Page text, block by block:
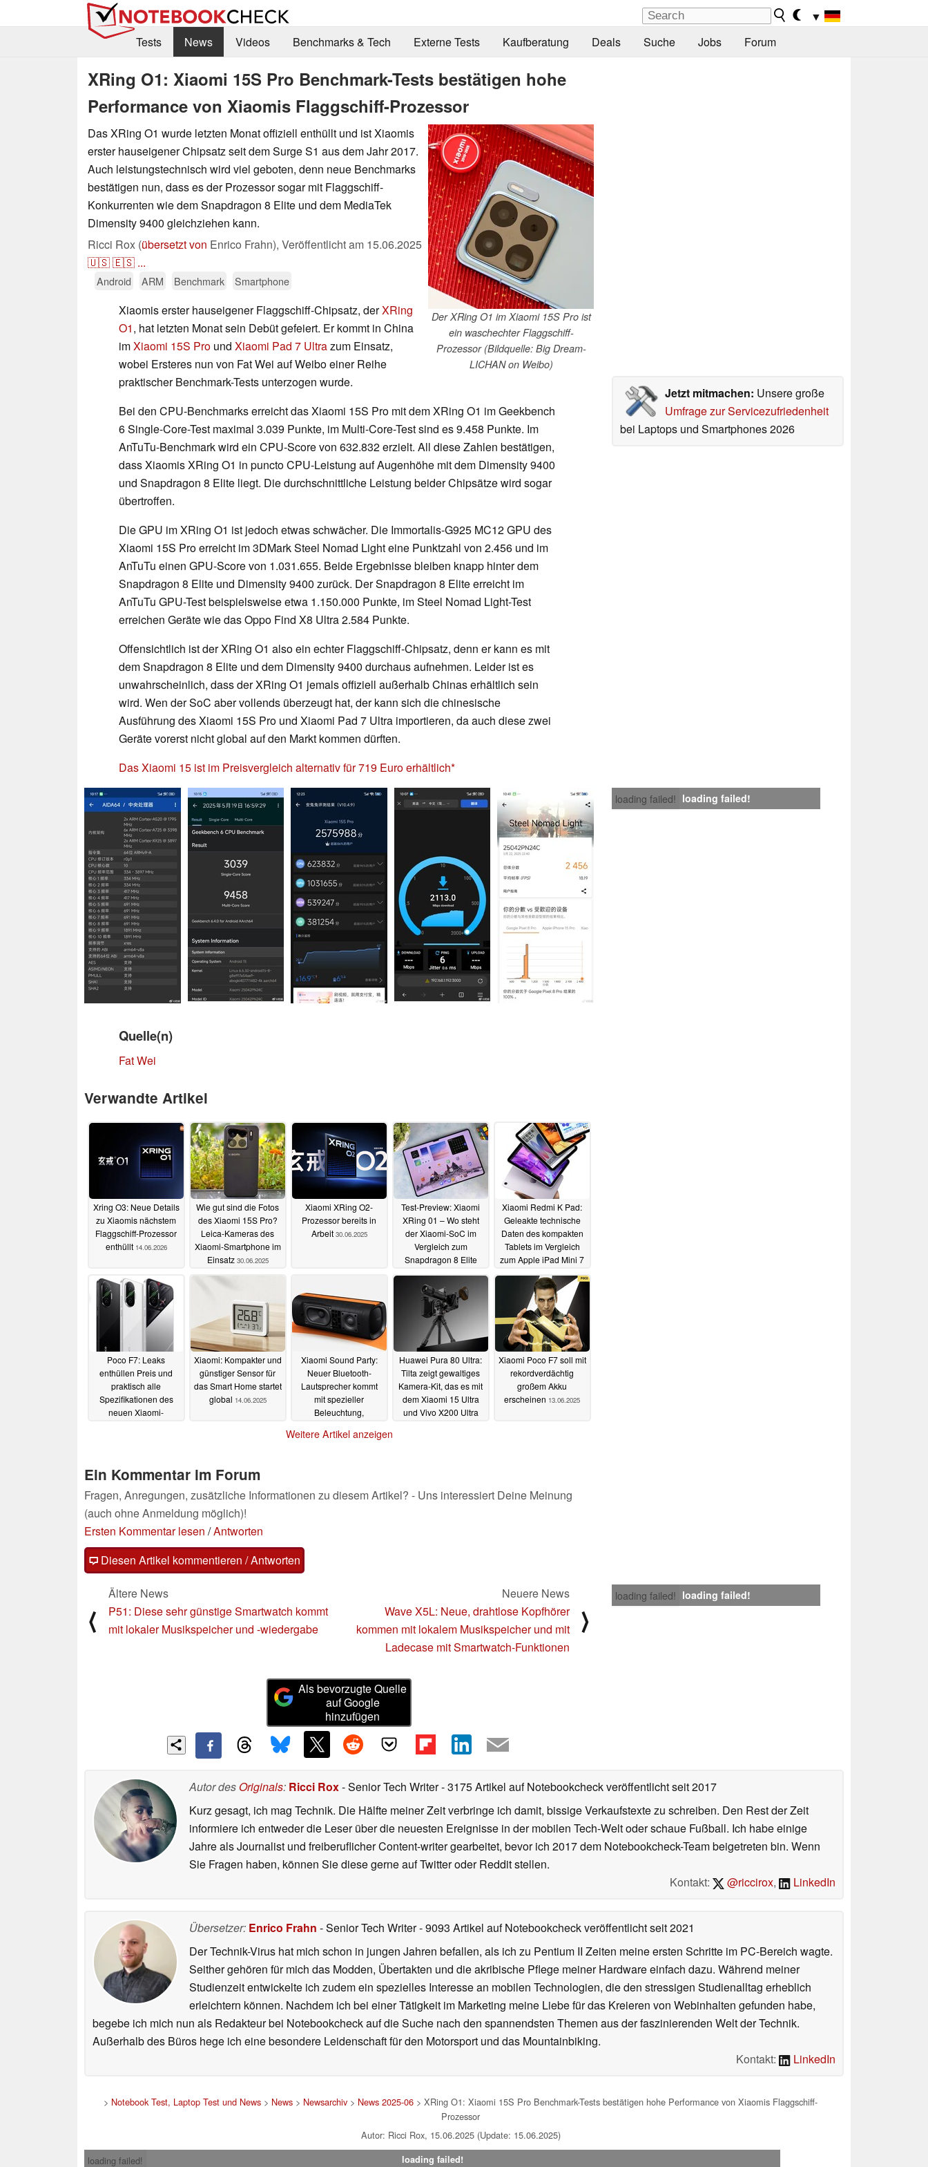
▼
Tests
News Videos Benchmarks & Tech Externe Tests Kaufberatung Deals Suche Jobs Forum
XRing O1: Xiaomi 15S Pro Benchmark-Tests bestätigen hohe
Performance von Xiaomis Flaggschiff-Prozessor
Der XRing O1 im Xiaomi 15S Pro ist
ein waschechter Flaggschiff-
Prozessor (Bildquelle: Big Dream-
LICHAN on Weibo)
Das XRing O1 wurde letzten Monat offiziell enthüllt und ist Xiaomis
erster hauseigener Chipsatz seit dem Surge S1 aus dem Jahr 2017.
Auch leistungstechnisch wird viel geboten, denn neue Benchmarks
bestätigen nun, dass es der Prozessor sogar mit Flaggschiff-
Konkurrenten wie dem Snapdragon 8 Elite und dem MediaTek
Dimensity 9400 gleichziehen kann.
Ricci Rox (übersetzt von Enrico Frahn), Veröffentlicht am 15.06.2025
🇺🇸🇪🇸 ...
Android ARM Benchmark Smartphone
Jetzt mitmachen: Unsere große
Umfrage zur Servicezufriedenheit
bei Laptops und Smartphones 2026
Xiaomis erster hauseigener Flaggschiff-Chipsatz, derXRing
O1, hat letzten Monat sein Debüt gefeiert. Er kommt in China
imXiaomi 15S Pro und Xiaomi Pad 7 Ultrazum Einsatz,
wobei Ersteres nun von Fat Wei auf Weibo einer Reihe
praktischer Benchmark-Tests unterzogen wurde.
Bei den CPU-Benchmarks erreicht das Xiaomi 15S Pro mit dem XRing O1 im Geekbench
6 Single-Core-Test maximal 3.039 Punkte, im Multi-Core-Test sind es 9.458 Punkte. Im
AnTuTu-Benchmark wird ein CPU-Score von 632.832 erzielt. All diese Zahlen bestätigen,
dass Xiaomis XRing O1 in puncto CPU-Leistung auf Augenhöhe mit dem Dimensity 9400
und Snapdragon 8 Elite liegt. Die durchschnittliche Leistung beider Chipsätze wird sogar
übertroffen.
Die GPU im XRing O1 ist jedoch etwas schwächer. Die Immortalis-G925 MC12 GPU des
Xiaomi 15S Pro erreicht im 3DMark Steel Nomad Light eine Punktzahl von 2.456 und im
AnTuTu einen GPU-Score von 1.031.655. Beide Ergebnisse bleiben knapp hinter dem
Snapdragon 8 Elite und Dimensity 9400 zurück. Der Snapdragon 8 Elite erreicht im
AnTuTu GPU-Test beispielsweise etwa 1.150.000 Punkte, im Steel Nomad Light-Test
erreichen Geräte wie das Oppo Find X8 Ultra 2.584 Punkte.
Offensichtlich ist der XRing O1 also ein echter Flaggschiff-Chipsatz, denn er kann es mit
dem Snapdragon 8 Elite und dem Dimensity 9400 durchaus aufnehmen. Leider ist es
unwahrscheinlich, dass der XRing O1 jemals offiziell außerhalb Chinas erhältlich sein
wird. Wen der SoC aber vollends überzeugt hat, der kann sich die chinesische
Ausführung des Xiaomi 15S Pro und Xiaomi Pad 7 Ultra importieren, da auch diese zwei
Geräte vorerst nicht global auf den Markt kommen dürften.
Das Xiaomi 15 ist im Preisvergleich alternativ für 719 Euro erhältlich
loading failed! loading failed!
Quelle(n)
Fat Wei
Verwandte Artikel
Xring O3: Neue Details
zu Xiaomis nächstem
Flaggschiff-Prozessor
enthüllt 14.06.2026
Wie gut sind die Fotos
des Xiaomi 15S Pro?
Leica-Kameras des
Xiaomi-Smartphone im
Einsatz 30.06.2025
Xiaomi XRing O2-
Prozessor bereits in
Arbeit 30.06.2025
Test-Preview: Xiaomi
XRing 01 – Wo steht
der Xiaomi-SoC im
Vergleich zum
Snapdragon 8 Elite
21.06.2025
Xiaomi Redmi K Pad:
Geleakte technische
Daten des kompakten
Tablets im Vergleich
zum Apple iPad Mini 7
15.06.2025
Poco F7: Leaks
enthüllen Preis und
praktisch alle
Spezifikationen des
neuen Xiaomi-
Xiaomi: Kompakter und
günstiger Sensor für
das Smart Home startet
global 14.06.2025
Xiaomi Sound Party:
Neuer Bluetooth-
Lautsprecher kommt
mit spezieller
Beleuchtung,
Stereo-Funktion
Huawei Pura 80 Ultra:
Tilta zeigt gewaltiges
Kamera-Kit, das es mit
dem Xiaomi 15 Ultra
und Vivo X200 Ultra
Xiaomi Poco F7 soll mit
rekordverdächtig
großem Akku
erscheinen 13.06.2025
Weitere Artikel anzeigen
Ein Kommentar im Forum
Fragen, Anregungen, zusätzliche Informationen zu diesem Artikel? - Uns interessiert Deine Meinung
(auch ohne Anmeldung möglich)!
Ersten Kommentar lesen /Antworten
Diesen Artikel kommentieren / Antworten
loading failed! loading failed!
⟨
Ältere News
P51: Diese sehr günstige Smartwatch kommt
mit lokaler Musikspeicher und -wiedergabe
Neuere News
Wave X5L: Neue, drahtlose Kopfhörer
kommen mit lokalem Musikspeicher und mit
Ladecase mit Smartwatch-Funktionen
⟩
Als bevorzugte Quelle
auf Google
hinzufügen
Autor des Originals: Ricci Rox- Senior Tech Writer- 3175 Artikel auf Notebookcheck veröffentlichtseit 2017
Kurz gesagt, ich mag Technik. Die Hälfte meiner Zeit verbringe ich damit, bissige Verkaufstexte zu schreiben. Den Rest der Zeit
informiere ich entweder die Leser über die neuesten Ereignisse in der mobilen Tech-Welt oder schaue Fußball. Ich habe einige
Jahre als Journalist und freiberuflicher Content-writer gearbeitet, bevor ich 2017 dem Notebookcheck-Team beigetreten bin. Wenn
Sie Fragen haben, können Sie diese gerne auf Twitter oder Reddit stellen.
Kontakt:
@riccirox, LinkedIn
Übersetzer: Enrico Frahn - Senior Tech Writer- 9093 Artikel auf Notebookcheck veröffentlichtseit 2021
Der Technik-Virus hat mich schon in jungen Jahren befallen, als ich zu Pentium II Zeiten meine ersten Schritte im PC-Bereich wagte.
Seither gehören für mich das Modden, Übertakten und die akribische Pflege meiner Hardware einfach dazu. Während meiner
Studienzeit entwickelte ich zudem ein spezielles Interesse an mobilen Technologien, die den stressigen Studienalltag erheblich
erleichtern können. Nachdem ich bei einer Tätigkeit im Marketing meine Liebe für das Kreieren von Webinhalten gefunden habe,
begebe ich mich nun als Redakteur bei Notebookcheck auf die Suche nach den spannendsten Themen aus der faszinierenden Welt der Technik.
Außerhalb des Büros hege ich eine besondere Leidenschaft für den Motorsport und das Mountainbiking.
Kontakt:
LinkedIn
> Notebook Test, Laptop Test und News > News > Newsarchiv > News 2025-06 > XRing O1: Xiaomi 15S Pro Benchmark-Tests bestätigen hohe Performance von Xiaomis Flaggschiff-
Prozessor
Autor: Ricci Rox, 15.06.2025 (Update: 15.06.2025)
loading failed!
loading failed!